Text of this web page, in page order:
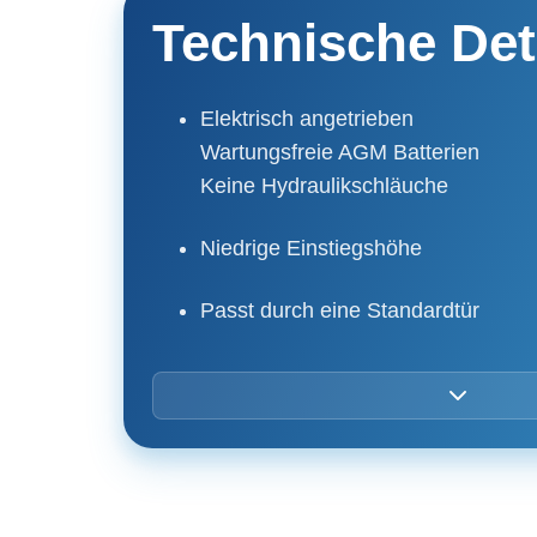
Technische
Elektrisch angetrieben
Wartungsfreie AGM Batterien
Keine Hydraulikschläuche
Niedrige Einstiegshöhe
Passt durch eine Standardtür